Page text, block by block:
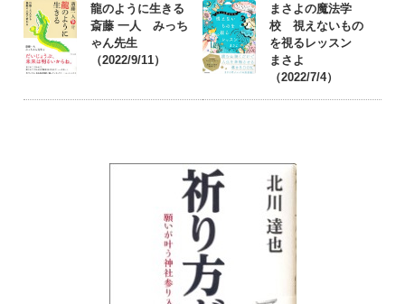
龍のように生きる
斎藤 一人 みっち
ゃん先生
（2022/9/11）
まさよの魔法学
校 視えないもの
を視るレッスン
まさよ
（2022/7/4）